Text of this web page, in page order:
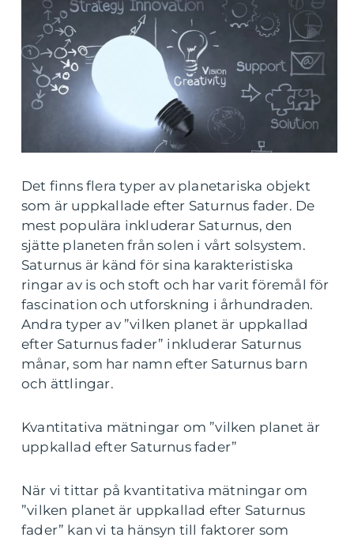
Det finns flera typer av planetariska objekt
som är uppkallade efter Saturnus fader. De
mest populära inkluderar Saturnus, den
sjätte planeten från solen i vårt solsystem.
Saturnus är känd för sina karakteristiska
ringar av is och stoft och har varit föremål för
fascination och utforskning i århundraden.
Andra typer av ”vilken planet är uppkallad
efter Saturnus fader” inkluderar Saturnus
månar, som har namn efter Saturnus barn
och ättlingar.
Kvantitativa mätningar om ”vilken planet är
uppkallad efter Saturnus fader”
När vi tittar på kvantitativa mätningar om
”vilken planet är uppkallad efter Saturnus
fader” kan vi ta hänsyn till faktorer som